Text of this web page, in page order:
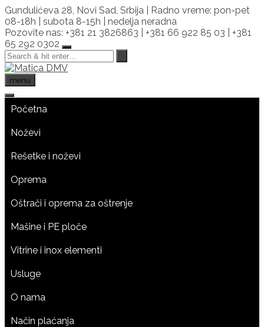
Skip
to
content
Gundulićeva 28, Novi Sad, Srbija | Radno vreme: pon-pet
08-18h | subota 8-15h | nedelja neradna
Pozovite nas: +381 21 3826863 | +381 66 922 85 03 | +381
65 292 0302
menu
Početna
Noževi
Rešetke i noževi
Oprema
Oštrači i oprema za oštrenje
Mašine i PE ploče
Vitrine i inox elementi
Usluge
O nama
Način plaćanja